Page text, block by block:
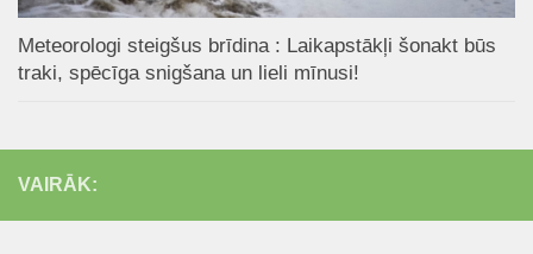
Meteorologi steigšus brīdina : Laikapstākļi šonakt būs
traki, spēcīga snigšana un lieli mīnusi!
VAIRĀK: